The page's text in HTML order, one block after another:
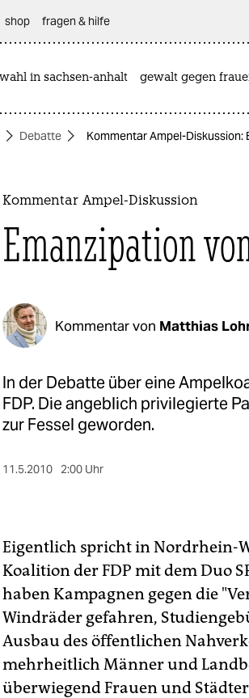
shop fragen & hilfe
in sachsen-anhalt gewalt gegen
Debatte Kommentar Ampel-Diskussion:
Kommentar Ampel-Diskussion
Emanzipation
Kommentar von Matthias
In der Debatte über eine
FDP. Die angeblich privilegierte
zur Fessel geworden.
11.5.2010 2:00 Uhr
Eigentlich spricht in Nordrhein-
Koalition der FDP mit dem Duo
haben Kampagnen gegen die
Windräder gefahren,
Ausbau des öffentlichen
mehrheitlich Männer und
überwiegend Frauen und